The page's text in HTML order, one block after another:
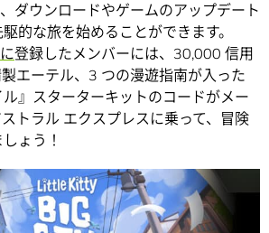
ダウンロードやゲームのアップデート
的な旅を始めることができます。
登録したメンバーには、30,000 信用
エーテル、3 つの漫遊指南が入った
ル』スターターキットのコードがメー
トラル エクスプレスに乗って、冒険
ょう！